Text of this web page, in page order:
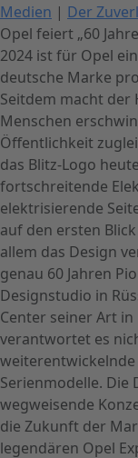
Medien | Der
Opel feiert „60
2024 ist für Opel
deutsche Marke
Seitdem macht
Menschen
Öffentlichkeit
das Blitz-Logo
fortschreitende
elektrisierende
auf den ersten
allem das Design
genau 60 Jahren
Designstudio in
Center seiner Art
verantwortet es
Serienmodelle. Die
wegweisende
die Zukunft der
legendären Opel